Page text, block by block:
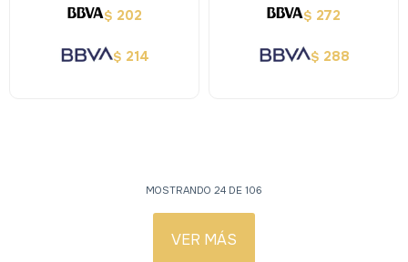
$ 202
$ 214
$ 272
$ 288
MOSTRANDO 24 DE 106
VER MÁS